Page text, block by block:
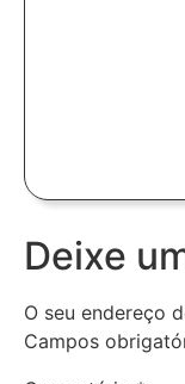
Deixe
O seu endereço
Campos